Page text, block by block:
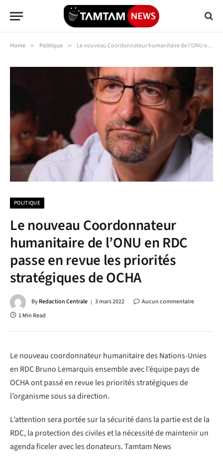
Home » Politique » Le nouveau Coordonnateur humanitaire de l’ONU en RDC passe en revue les priorités stratégiques de OCHA
POLITIQUE
Le nouveau Coordonnateur
humanitaire de l’ONU en RDC
passe en revue les priorités
stratégiques de OCHA
ByRedaction Centrale 3 mars 2022
Aucun commentaire
1 Min Read
Le nouveau coordonnateur humanitaire des Nations-Unies
en RDC Bruno Lemarquis ensemble avec l’équipe pays de
OCHA ont passé en revue les priorités stratégiques de
l’organisme sous sa direction.
L’attention sera portée sur la sécurité dans la partie est de la
RDC, la protection des civiles et la nécessité de maintenir un
agenda ficeler avec les donateurs. Tamtam News